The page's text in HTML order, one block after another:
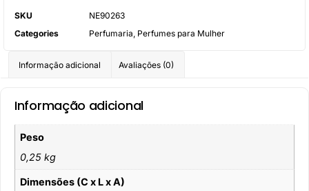
SKU
NE90263
Categories
Perfumaria, Perfumes para Mulher
Informação adicional Avaliações (0)
Informação adicional
Peso
0,25 kg
Dimensões (C x L x A)